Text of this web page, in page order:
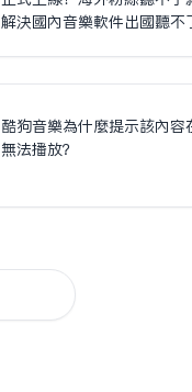
解決國內音樂軟件出國聽不
酷狗音樂為什麼提示該內容
無法播放？